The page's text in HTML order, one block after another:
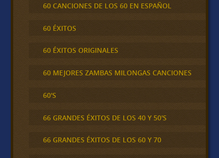
60 CANCIONES DE LOS 60 EN ESPAÑOL
60 ÉXITOS
60 ÉXITOS ORIGINALES
60 MEJORES ZAMBAS MILONGAS CANCIONES
60'S
66 GRANDES ÉXITOS DE LOS 40 Y 50'S
66 GRANDES ÉXITOS DE LOS 60 Y 70